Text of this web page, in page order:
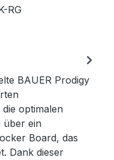
RG
BAUER Prodigy
optimalen
über ein
Board, das
Dank dieser